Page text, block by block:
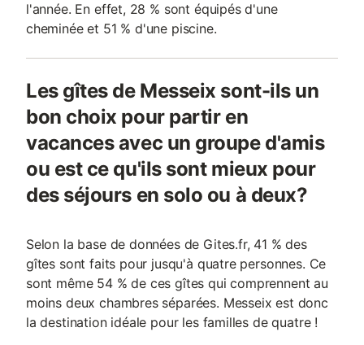
l'année. En effet, 28 % sont équipés d'une
cheminée et 51 % d'une piscine.
Les gîtes de Messeix sont-ils un
bon choix pour partir en
vacances avec un groupe d'amis
ou est ce qu'ils sont mieux pour
des séjours en solo ou à deux?
Selon la base de données de Gites.fr, 41 % des
gîtes sont faits pour jusqu'à quatre personnes. Ce
sont même 54 % de ces gîtes qui comprennent au
moins deux chambres séparées. Messeix est donc
la destination idéale pour les familles de quatre !